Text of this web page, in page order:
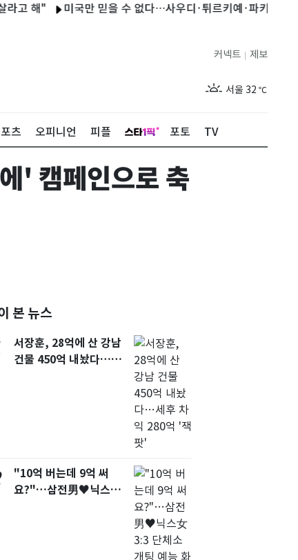
해" 미국만 믿을 수 없다…사우디·튀르키예·파키스탄 '공동
제보
커넥트
서울 32 ℃
츠 오피니언 피플 포토 TV
' 캠페인으로 축
본 뉴스
서장훈, 28억에 산 강남
건물 450억 내놨다…세
"10억 버는데 9억 써
요?"…삼전男♥닉스女